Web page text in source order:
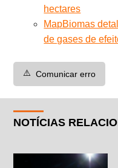
hectares
MapBiomas
de gases de
⚠️ Comunicar erro
NOTÍCIAS